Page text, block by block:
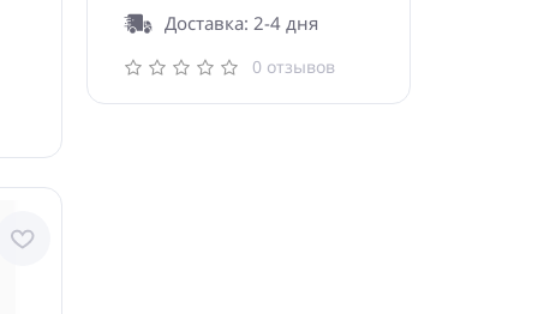
Доставка: 2-4 дня
0 отзывов